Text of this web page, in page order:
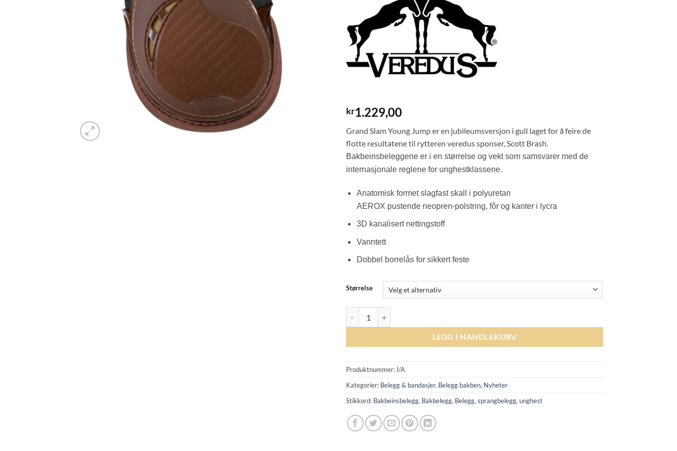
kr1.229,00
Grand Slam Young Jump er en jubileumsversjon i gull laget for å feire de
flotte resultatene til rytteren veredus sponser, Scott Brash.
Bakbeinsbeleggene er i en størrelse og vekt som samsvarer med de
internasjonale reglene for unghestklassene.
Anatomisk formet slagfast skall i polyuretan
AEROX pustende neopren-polstring, fôr og kanter i lycra
3D kanalisert nettingstoff
Vanntett
Dobbel borrelås for sikkert feste
Størrelse
LEGG I HANDLEKURV
Produktnummer: I/A
Kategorier: Belegg & bandasjer, Belegg bakben, Nyheter
Stikkord: Bakbeinsbelegg, Bakbelegg, Belegg, sprangbelegg, unghest